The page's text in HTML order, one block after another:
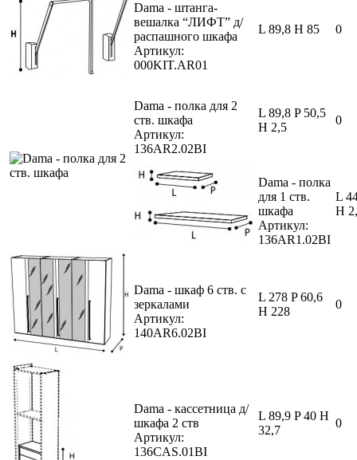
Dama - штанга-
вешалка “ЛИФТ” д/
распашного шкафа
Артикул:
000KIT.AR01
L 89,8 H 85 0
Dama - полка для 2
ств. шкафа
Артикул:
136AR2.02BI
L 89,8 P 50,5
H 2,5
0
Dama - полка
для 1 ств.
шкафа
Артикул:
136AR1.02BI
L
H
Dama - шкаф 6 ств. с
зеркалами
Артикул:
140AR6.02BI
L 278 P 60,6
H 228
0
Dama - кассетница д/
шкафа 2 ств
Артикул:
136CAS.01BI
L 89,9 P 40 H
32,7
0